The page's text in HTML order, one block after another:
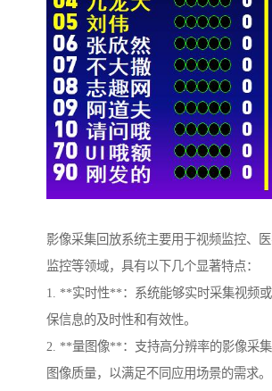
影像采集回放系统主要用于视频监控、
监控等领域，具有以下几个显著特点：
1. **实时性**：系统能够实时采集视频
保信息的及时性和有效性。
2. **量图像**：支持高分辨率的影像采
图像质量，以满足不同应用场景的需求。